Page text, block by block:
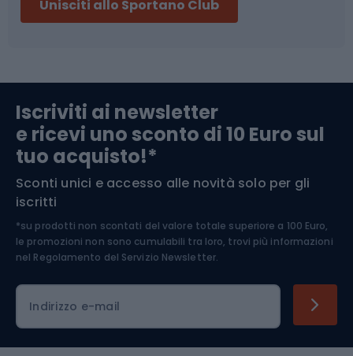
Abbigliamento da escursionismo
Componenti per biciclette
Arrampicata
Medicina dello sport
Abbigliamento ciclistico
Unisciti allo Sportano Club
Iscriviti ai newsletter
e ricevi uno sconto di 10 Euro sul
tuo acquisto!*
Sconti unici e accesso alle novità solo per gli
iscritti
*su prodotti non scontati del valore totale superiore a 100 Euro,
le promozioni non sono cumulabili tra loro, trovi più informazioni
nel Regolamento del Servizio Newsletter.
Indirizzo e-mail